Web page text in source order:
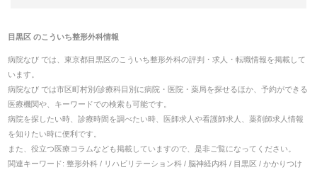
目黒区のこういち整形外科情報
病院なび では、 東京都目黒区のこういち整形外科の評判・求人・転職情報を掲載して
います。
病院なび では市区町村別/診療科目別に病院・医院・薬局を探せるほか、予約ができる
医療機関や、キーワードでの検索も可能です。
病院を探したい時、診療時間を調べたい時、医師求人や看護師求人、薬剤師求人情報
を知りたい時に便利です。
また、役立つ医療コラムなども掲載していますので、是非ご覧になってください。
関連キーワード: 整形外科 / リハビリテーション科 / 脳神経内科 / 目黒区 / かかりつけ